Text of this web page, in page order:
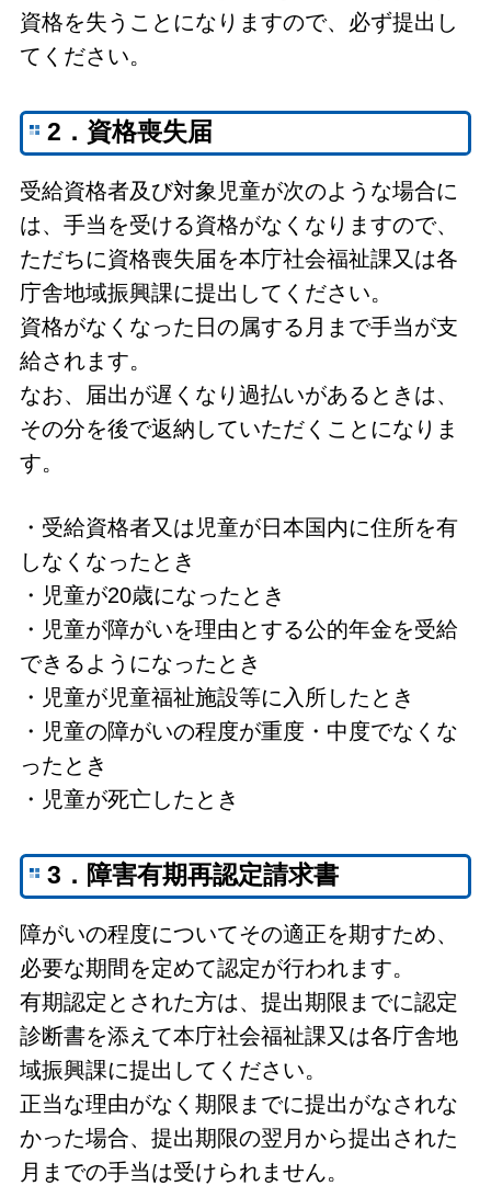
資格を失うことになりますので、必ず提出し
てください。
2．資格喪失届
受給資格者及び対象児童が次のような場合に
は、手当を受ける資格がなくなりますので、
ただちに資格喪失届を本庁社会福祉課又は各
庁舎地域振興課に提出してください。
資格がなくなった日の属する月まで手当が支
給されます。
なお、届出が遅くなり過払いがあるときは、
その分を後で返納していただくことになりま
す。
・受給資格者又は児童が日本国内に住所を有
しなくなったとき
・児童が20歳になったとき
・児童が障がいを理由とする公的年金を受給
できるようになったとき
・児童が児童福祉施設等に入所したとき
・児童の障がいの程度が重度・中度でなくな
ったとき
・児童が死亡したとき
3．障害有期再認定請求書
障がいの程度についてその適正を期すため、
必要な期間を定めて認定が行われます。
有期認定とされた方は、提出期限までに認定
診断書を添えて本庁社会福祉課又は各庁舎地
域振興課に提出してください。
正当な理由がなく期限までに提出がなされな
かった場合、提出期限の翌月から提出された
月までの手当は受けられません。